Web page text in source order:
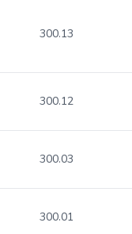
300.13
300.12
300.03
300.01